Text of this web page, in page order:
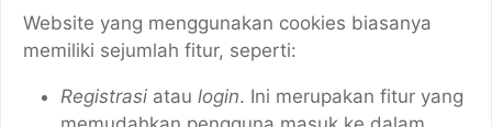
Website yang menggunakan cookies biasanya
memiliki sejumlah fitur, seperti:
Registrasi atau login. Ini merupakan fitur yang